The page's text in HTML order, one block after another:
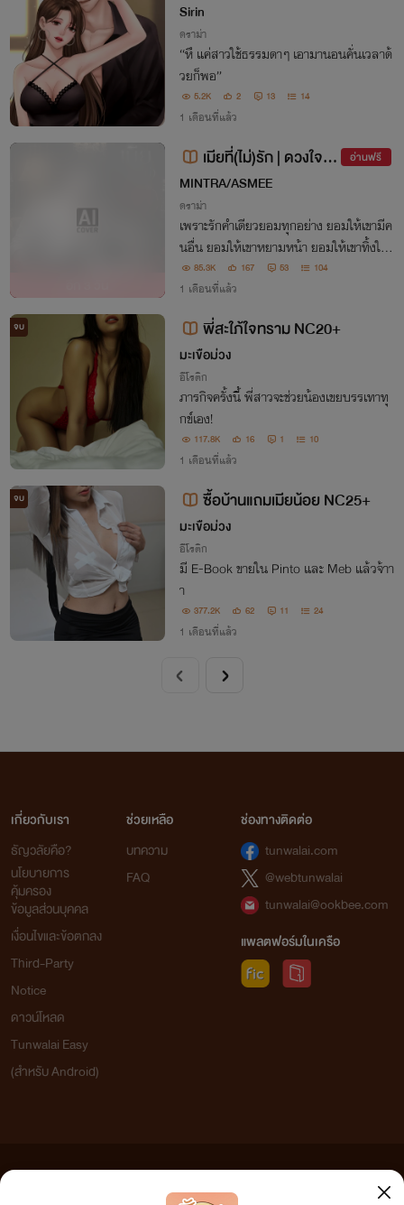
Sirin
ดราม่า
“หึ แค่สาวใช้ธรรมดาๆ เอามานอนคั่นเวลาด้
วยก็พอ”
5.2K 2 13 14
1 เดือนที่แล้ว
เมียที่(ไม่)รัก | ดวงใจ(ข
อง)อคิราห์
อ่านฟรี
MINTRA/ASMEE
ดราม่า
เพราะรักคำเดียวยอมทุกอย่าง ยอมให้เขามีค
นอื่น ยอมให้เขาหยามหน้า ยอมให้เขาทิ้งใน
คืนเข้าหอ ยอมให้ผู้หญิงคนนั้นควงแขนต่อห
น้าต่อตา สุดท้ายเป็นเธอที่ต้องเจ็บปวดปางต
าย เพราะเสียลูกที่รักไปเพราะนางสารเลวนั้
น
85.3K 167 53 104
1 เดือนที่แล้ว
จบ พี่สะใภ้ใจทราม NC20+
มะเขือม่วง
อีโรติก
ภารกิจครั้งนี้ พี่สาวจะช่วยน้องเขยบรรเทาทุ
กข์เอง!
117.8K 16 1 10
1 เดือนที่แล้ว
จบ ซื้อบ้านแถมเมียน้อย NC25+
มะเขือม่วง
อีโรติก
มี E-Book ขายใน Pinto และ Meb แล้วจ้าา
า
377.2K 62 11 24
1 เดือนที่แล้ว
เกี่ยวกับเรา
ธัญวลัยคือ?
นโยบายการ
คุ้มครอง
ข้อมูลส่วนบุคคล
เงื่อนไขและข้อตกลง
Third-Party
Notice
ดาวน์โหลด
Tunwalai Easy
(สำหรับ Android)
ช่วยเหลือ
บทความ
FAQ
ช่องทางติดต่อ
tunwalai.com
@webtunwalai
tunwalai@ookbee.com
แพลตฟอร์มในเครือ
เว็บไซต์แห่งนี้ไม่ได้เห็นด้วยและไม่ขอรับผิดชอบต่อข้อความใดๆ ทั้งสิ้น ดังนั้นผู้อ่านทุกท่านโปรดใช้